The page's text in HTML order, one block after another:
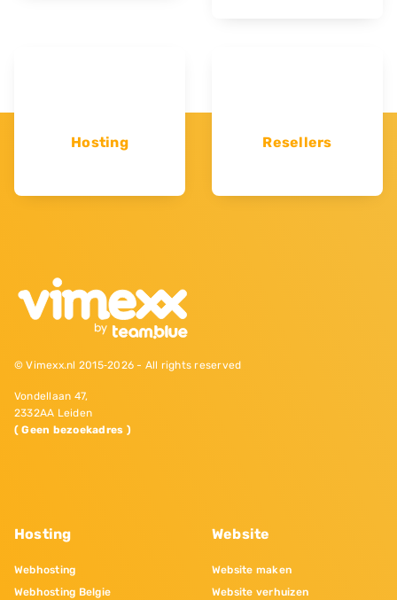
Hosting Resellers
© Vimexx.nl 2015‐2026 - All rights reserved
Vondellaan 47,
2332AA Leiden
( Geen bezoekadres )
Hosting
Webhosting
Webhosting Belgie
Website
Website maken
Website verhuizen